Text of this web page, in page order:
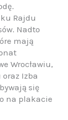
Rajdu
Nadto
mają
Wrocławiu,
oraz Izba
się
na plakacie